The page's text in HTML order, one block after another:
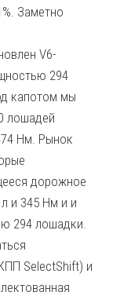
Заметно
V6-
294
капотом мы
лошадей
Нм. Рынок
дорожное
и 345 Нм и и
294 лошадки.
SelectShift) и